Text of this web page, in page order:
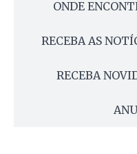
ONDE
RECEBA AS
RECEBA